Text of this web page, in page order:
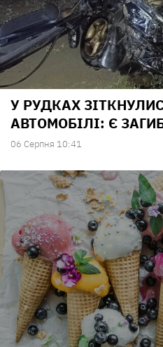
У РУДКАХ
АВТОМОБІЛІ: Є
06 Серпня 10:41